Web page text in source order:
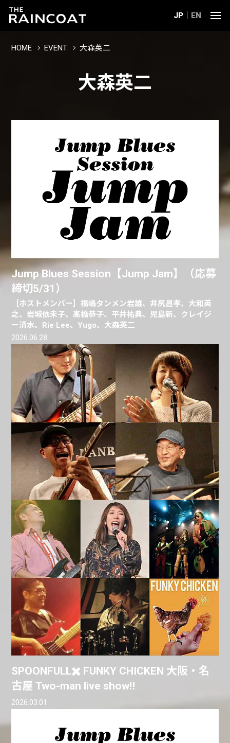
JP EN
HOME EVENT 大森英二
大森英二
Jump Blues Session【Jump Jam】（応募
締切5/31）
［ホストメンバー］福嶋タンメン岩雄、井尻昌孝、大和英
之、岩城依未子、高橋恭子、平井祐典、児島新、クレイジ
ー清水、Rie Lee、Yugo、大森英二
2026.06.28
SPOONFULL✖️ FUNKY CHICKEN 大阪・名
古屋 Two-man live show‼︎
2026.03.01